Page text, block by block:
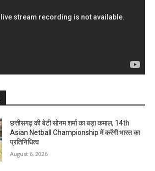
छत्तीसगढ़ की बेटी सोनम शर्मा का बड़ा कमाल, 14th
Asian Netball Championship में करेंगी भारत का
प्रतिनिधित्व
August 6, 2026